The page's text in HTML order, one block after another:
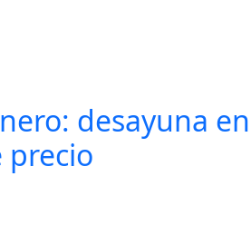
desayuna en
precio